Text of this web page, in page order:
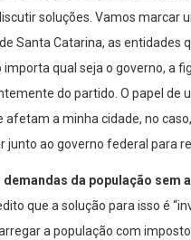
soluções. Vamos marcar
Santa Catarina, as entidades
importa qual seja o governo, a
do partido. O papel de
afetam a minha cidade, no
junto ao governo federal para
demandas da população sem
que a solução para isso é
a população com